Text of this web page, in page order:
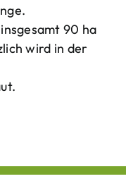
90 ha
wird in der